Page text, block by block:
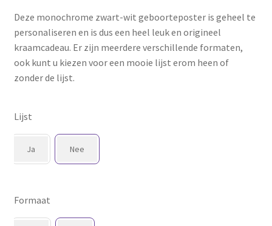
Deze monochrome zwart-wit geboorteposter is geheel te
personaliseren en is dus een heel leuk en origineel
kraamcadeau. Er zijn meerdere verschillende formaten,
ook kunt u kiezen voor een mooie lijst erom heen of
zonder de lijst.
Lijst
Ja Nee
Formaat